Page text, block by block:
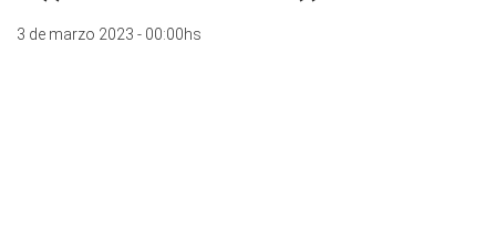
3 de marzo 2023 - 00:00hs